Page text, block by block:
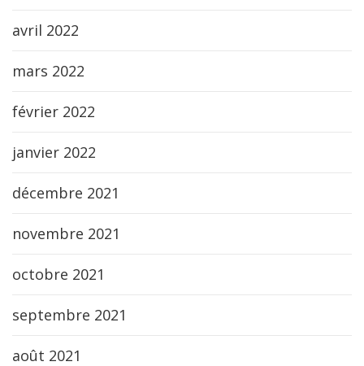
avril 2022
mars 2022
février 2022
janvier 2022
décembre 2021
novembre 2021
octobre 2021
septembre 2021
août 2021